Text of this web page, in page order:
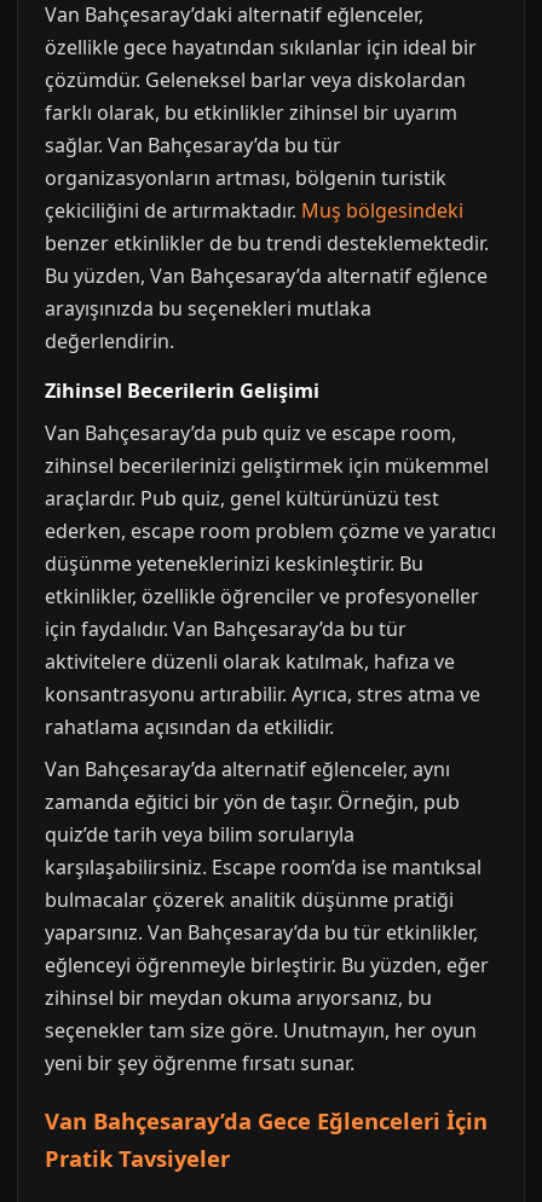
Van Bahçesaray’daki alternatif eğlenceler,
özellikle gece hayatından sıkılanlar için ideal bir
çözümdür. Geleneksel barlar veya diskolardan
farklı olarak, bu etkinlikler zihinsel bir uyarım
sağlar. Van Bahçesaray’da bu tür
organizasyonların artması, bölgenin turistik
çekiciliğini de artırmaktadır. Muş bölgesindeki
benzer etkinlikler de bu trendi desteklemektedir.
Bu yüzden, Van Bahçesaray’da alternatif eğlence
arayışınızda bu seçenekleri mutlaka
değerlendirin.
Zihinsel Becerilerin Gelişimi
Van Bahçesaray’da pub quiz ve escape room,
zihinsel becerilerinizi geliştirmek için mükemmel
araçlardır. Pub quiz, genel kültürünüzü test
ederken, escape room problem çözme ve yaratıcı
düşünme yeteneklerinizi keskinleştirir. Bu
etkinlikler, özellikle öğrenciler ve profesyoneller
için faydalıdır. Van Bahçesaray’da bu tür
aktivitelere düzenli olarak katılmak, hafıza ve
konsantrasyonu artırabilir. Ayrıca, stres atma ve
rahatlama açısından da etkilidir.
Van Bahçesaray’da alternatif eğlenceler, aynı
zamanda eğitici bir yön de taşır. Örneğin, pub
quiz’de tarih veya bilim sorularıyla
karşılaşabilirsiniz. Escape room’da ise mantıksal
bulmacalar çözerek analitik düşünme pratiği
yaparsınız. Van Bahçesaray’da bu tür etkinlikler,
eğlenceyi öğrenmeyle birleştirir. Bu yüzden, eğer
zihinsel bir meydan okuma arıyorsanız, bu
seçenekler tam size göre. Unutmayın, her oyun
yeni bir şey öğrenme fırsatı sunar.
Van Bahçesaray’da Gece Eğlenceleri İçin
Pratik Tavsiyeler